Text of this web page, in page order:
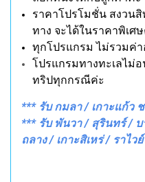
ราคาโปรโมชั่น สงวน
ทาง จะได้ในราคาพิเศ
ทุกโปรแกรม ไม่รวมค่
โปรแกรมทางทะเลไม่
ทริปทุกกรณีค่ะ
*** รับ กมลา / เกาะแก้ว
*** รับ พันวา / สุรินทร์ /
ถลาง / เกาะสิเหร่ / ราไ